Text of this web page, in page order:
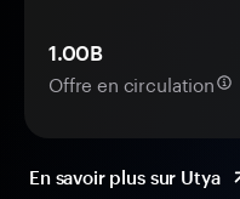
1.00B
Offre en circulation
En savoir plus sur Utya